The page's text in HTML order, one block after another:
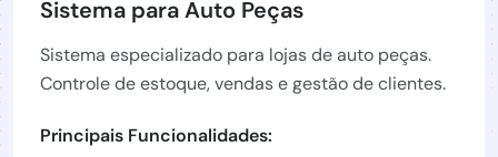
Sistema para Auto Peças
Sistema especializado para lojas de auto peças.
Controle de estoque, vendas e gestão de clientes.
Principais Funcionalidades: